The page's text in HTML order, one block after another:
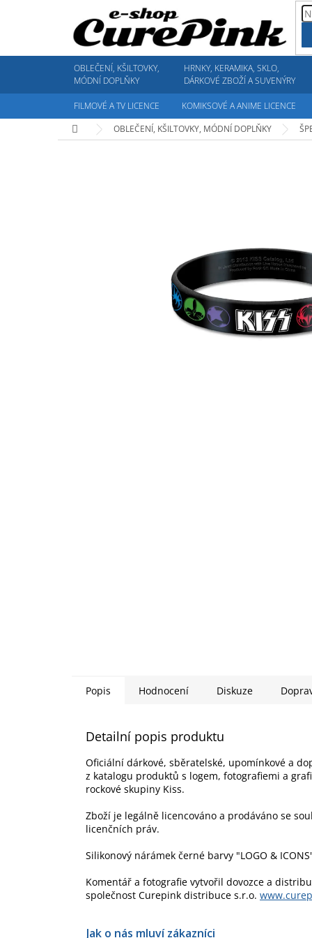
OBLEČENÍ, KŠILTOVKY,
MÓDNÍ DOPLŇKY
HRNKY, KERAMIKA, SKLO,
DÁRKOVÉ ZBOŽÍ A SUVENÝRY
FILMOVÉ A TV LICENCE KOMIKSOVÉ A ANIME LICENCE
Domů
OBLEČENÍ, KŠILTOVKY, MÓDNÍ DOPLŇKY
Popis Hodnocení Diskuze
Detailní popis produktu
Oficiální dárkové, sběratelské, upomínkové a
z katalogu produktů s logem, fotografiemi a
rockové skupiny Kiss.
Zboží je legálně licencováno a prodáváno se
licenčních práv.
Silikonový nárámek černé barvy "LOGO &
Komentář a fotografie vytvořil dovozce a
společnost Curepink distribuce s.r.o.